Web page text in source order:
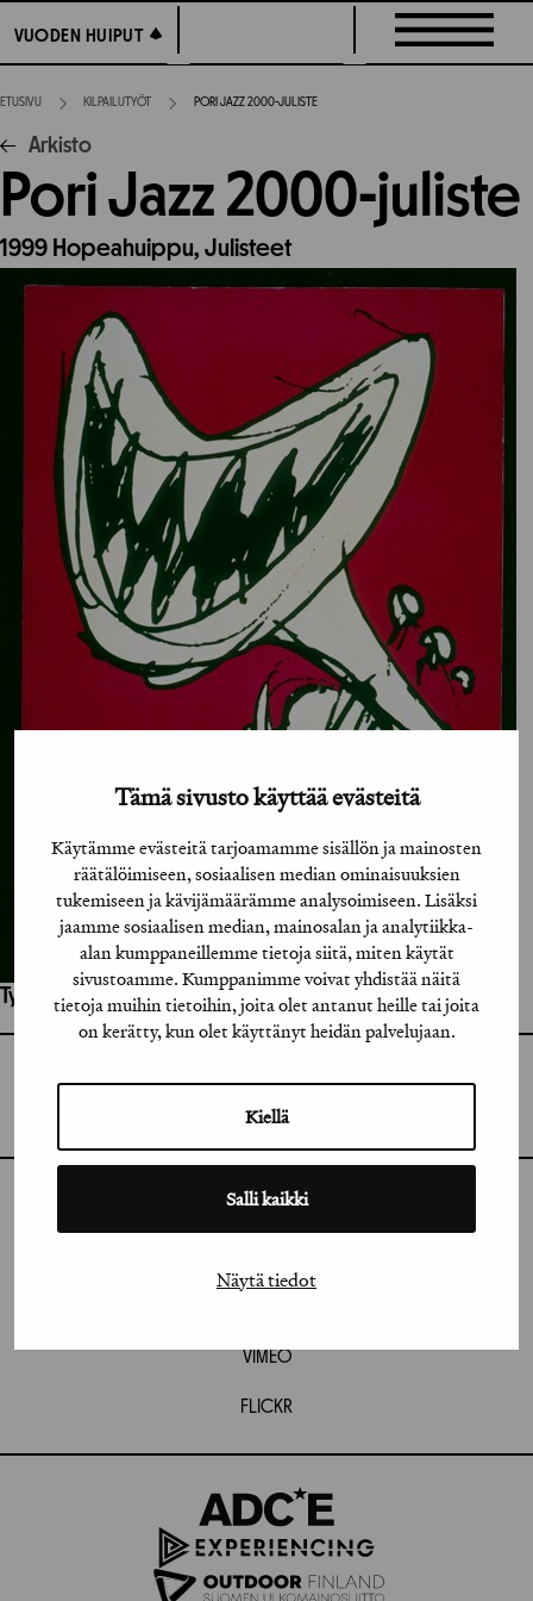
Tämä sivusto käyttää evästeitä
Käytämme evästeitä tarjoamamme sisällön ja mainosten
räätälöimiseen, sosiaalisen median ominaisuuksien
tukemiseen ja kävijämäärämme analysoimiseen. Lisäksi
jaamme sosiaalisen median, mainosalan ja analytiikka-
alan kumppaneillemme tietoja siitä, miten käytät
sivustoamme. Kumppanimme voivat yhdistää näitä
tietoja muihin tietoihin, joita olet antanut heille tai joita
on kerätty, kun olet käyttänyt heidän palvelujaan.
Kiellä
Salli kaikki
Näytä tiedot
suoraan
sisältöön
VUODEN HUIPUT
VUODEN HUIPUT
ETUSIVU KILPAILUTYÖT PORI JAZZ 2000-JULISTE
Arkisto
Pori Jazz 2000-juliste
1999 Hopeahuippu, Julisteet
Työhön osallistuneet henkilöt / tahot:
GRAFIA(AT)GRAFIA.FI
INSTAGRAM
VIMEO
FLICKR